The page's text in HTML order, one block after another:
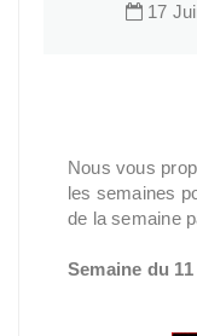
17
Nous vous
les semaines
de la semaine
Semaine du